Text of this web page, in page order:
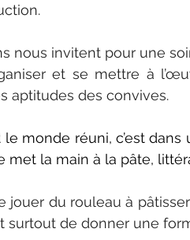
nous invitent pour une
et se mettre à
aptitudes des convives.
monde réuni, c’est
met la main à la pâte,
jouer du rouleau à
surtout de donner une